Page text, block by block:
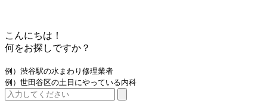
こんにちは！
何をお探しですか？
例）渋谷駅の水まわり修理業者
例）世田谷区の土日にやっている内科